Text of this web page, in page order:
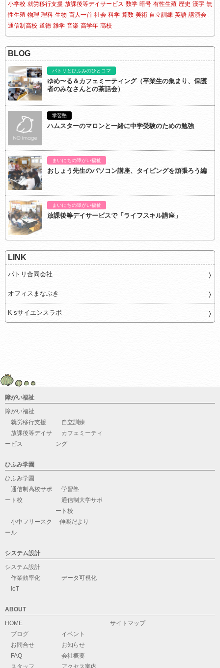
小学校 就労移行支援 放課後等デイサービス 数学 暗号 有性生殖 歴史 漢字 無
性生殖 物理 理科 生物 百人一首 社会 科学 算数 美術 自立訓練 英語 講演会
通信制高校 道徳 雑学 音楽 高学年 高校
BLOG
パトリとひふみのひとコマ
ゆめ〜る＆カフェミーティング（卒業生の集まり、保護
者のみなさんとの茶話会）
学習塾
ハムスターのマロンと一緒に中学受験のための勉強
まいにちの障がい福祉
おしょう先生のパソコン講座、タイピングを頑張ろう編
まいにちの障がい福祉
放課後等デイサービスで「ライフスキル講座」
LINK
パトリ合同会社
オフィスまなぶき
K’sサイエンスラボ
障がい福祉
障がい福祉
就労移行支援
自立訓練
放課後等デイサ
ービス
カフェミーティ
ング
ひふみ学園
ひふみ学園
通信制高校サポ
ート校
学習塾
通信制大学サポ
ート校
小中フリースク
ール
伸楽だより
システム設計
システム設計
作業効率化
データ可視化
IoT
ABOUT
HOME
ブログ
イベント
お問合せ
お知らせ
FAQ
会社概要
スタッフ
アクセス案内
サイトマップ